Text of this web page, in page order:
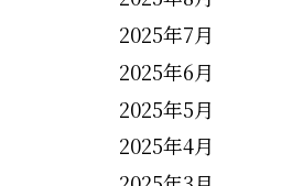
2025年7月
2025年6月
2025年5月
2025年4月